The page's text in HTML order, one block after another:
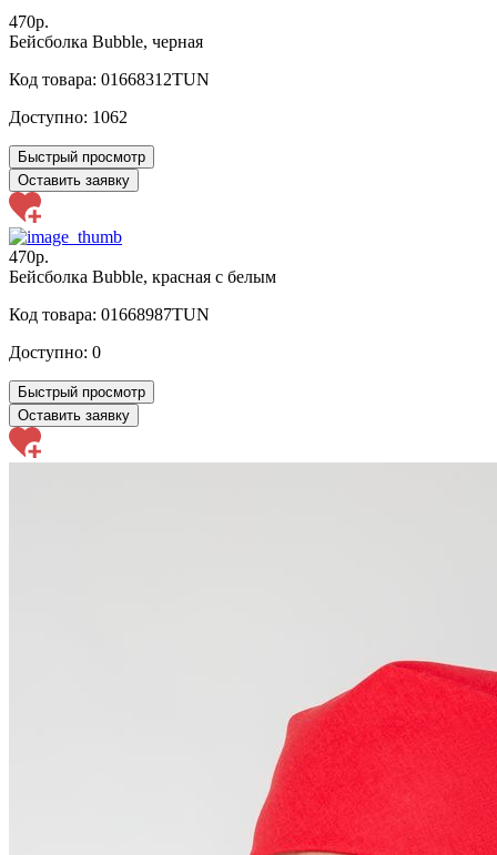
470р.
Бейсболка Bubble, черная
Код товара: 01668312TUN
Доступно: 1062
Быстрый просмотр
Оставить заявку
470р.
Бейсболка Bubble, красная с белым
Код товара: 01668987TUN
Доступно: 0
Быстрый просмотр
Оставить заявку